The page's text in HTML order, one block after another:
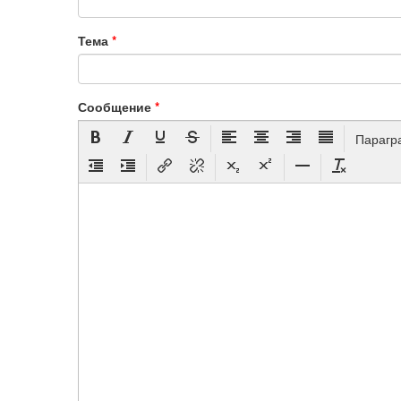
Тема *
Сообщение *